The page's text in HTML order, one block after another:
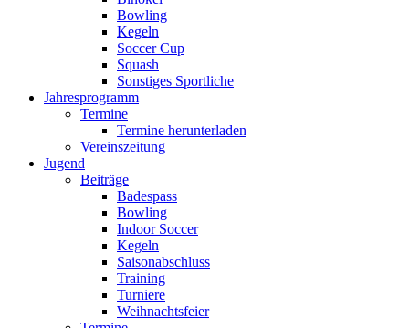
Bowling
Kegeln
Soccer Cup
Squash
Sonstiges Sportliche
Jahresprogramm
Termine
Termine herunterladen
Vereinszeitung
Jugend
Beiträge
Badespass
Bowling
Indoor Soccer
Kegeln
Saisonabschluss
Training
Turniere
Weihnachtsfeier